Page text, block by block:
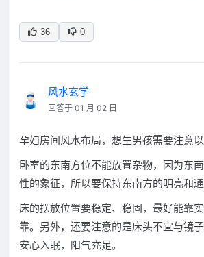
36 0
风水玄学
回答于 01 月 02 日
孕妇房间风水布局，想生男孩需要注意以
卧室的东南方位不能放置杂物，因为东
性的象征，所以要保持东南方的明亮和通
床的摆放位置要稳定、稳固，最好能靠
靠。另外，还要注意的是床头不宜与镜
安心入眠，阳气充足。